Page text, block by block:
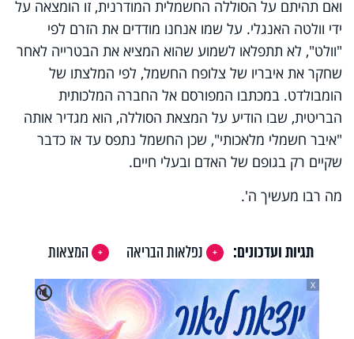
ואם תהיתם על הסוללה החשמלית המודרנית, זו הומצאה על
ידי וולטה האנגלי. על שמו אנחנו מודדים את הזרם לפי
"וולט", לא תתפלאו לשמוע שהוא המציא את הבטרייה לאחר
שחקר את איבריו של צלופח החשמל, לפי המלצתו של
הומבולדט. במכתבו המפורסם אל החברה המלכותית
הבריטית, שבו הודיע על המצאת הסוללה, הוא מגדיר אותה
"איבר חשמלי מלאכותי", שכן החשמל נתפס עד אז כדבר
שקיים רק בגופם של האדם ובעלי חיים.
מה רבו מעשיך ה'.
תגיות ועדכונים: נפלאות הבריאה
המצאות
🔇
X